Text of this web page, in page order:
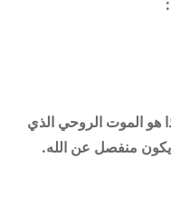
:
هو الموت الروحي الذي
يكون منفصل عن الله.